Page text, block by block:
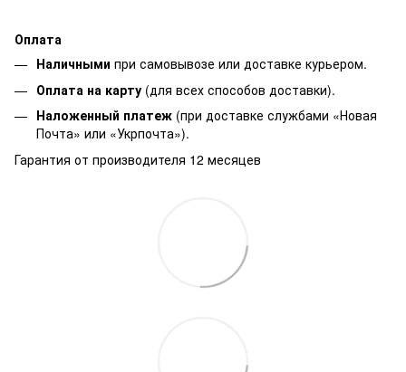
Оплата
Наличными при самовывозе или доставке курьером.
Оплата на карту (для всех способов доставки).
Наложенный платеж (при доставке службами «Новая
Почта» или «Укрпочта»).
Гарантия от производителя 12 месяцев